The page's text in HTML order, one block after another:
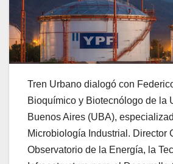
Tren Urbano dialogó con
Bioquímico y Biotecnólogo de la
Buenos Aires (UBA),
Microbiología Industrial. Director
Observatorio de la Energía, la